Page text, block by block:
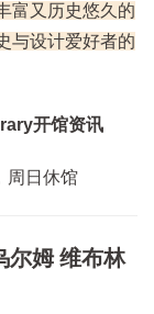
富又历史悠久的
与设计爱好者的
开馆资讯
周日休馆
尔姆 维布林